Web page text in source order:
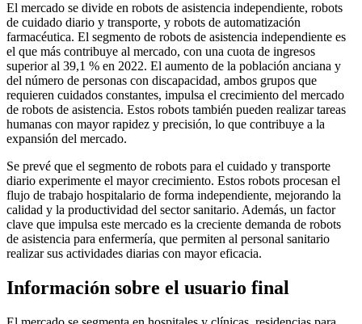
El mercado se divide en robots de asistencia independiente, robots
de cuidado diario y transporte, y robots de automatización
farmacéutica. El segmento de robots de asistencia independiente es
el que más contribuye al mercado, con una cuota de ingresos
superior al 39,1 % en 2022. El aumento de la población anciana y
del número de personas con discapacidad, ambos grupos que
requieren cuidados constantes, impulsa el crecimiento del mercado
de robots de asistencia. Estos robots también pueden realizar tareas
humanas con mayor rapidez y precisión, lo que contribuye a la
expansión del mercado.
Se prevé que el segmento de robots para el cuidado y transporte
diario experimente el mayor crecimiento. Estos robots procesan el
flujo de trabajo hospitalario de forma independiente, mejorando la
calidad y la productividad del sector sanitario. Además, un factor
clave que impulsa este mercado es la creciente demanda de robots
de asistencia para enfermería, que permiten al personal sanitario
realizar sus actividades diarias con mayor eficacia.
Información sobre el usuario final